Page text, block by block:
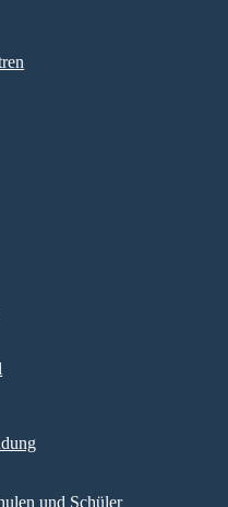
und Schüler